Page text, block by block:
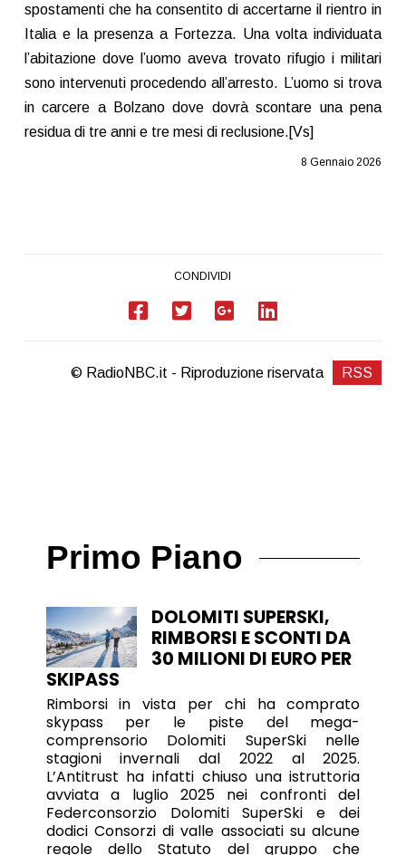
spostamenti che ha consentito di accertarne il rientro in
Italia e la presenza a Fortezza. Una volta individuata
l’abitazione dove l’uomo aveva trovato rifugio i militari
sono intervenuti procedendo all’arresto. L’uomo si trova
in carcere a Bolzano dove dovrà scontare una pena
residua di tre anni e tre mesi di reclusione.[Vs]
8 Gennaio 2026
CONDIVIDI
© RadioNBC.it - Riproduzione riservata RSS
Primo Piano
DOLOMITI SUPERSKI,
RIMBORSI E SCONTI DA
30 MILIONI DI EURO PER
SKIPASS
Rimborsi in vista per chi ha comprato
skypass per le piste del mega-
comprensorio Dolomiti SuperSki nelle
stagioni invernali dal 2022 al 2025.
L’Antitrust ha infatti chiuso una istruttoria
avviata a luglio 2025 nei confronti del
Federconsorzio Dolomiti SuperSki e dei
dodici Consorzi di valle associati su alcune
regole dello Statuto del gruppo che